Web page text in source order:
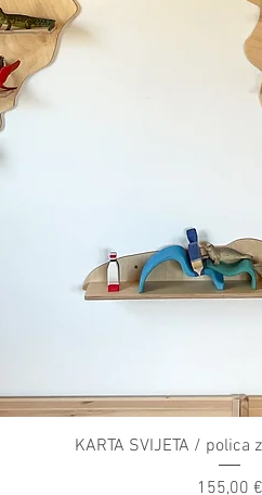
KARTA SVIJETA / polica
Price
155,00 €